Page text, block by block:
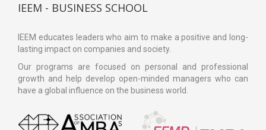
IEEM - BUSINESS SCHOOL
IEEM educates leaders who aim to make a positive and long-
lasting impact on companies and society.
Our programs are focused on personal and professional
growth and help develop open-minded managers who can
have a global influence on the business world.